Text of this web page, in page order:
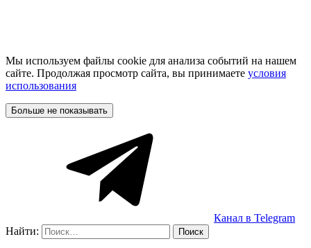
Мы используем файлы cookie для анализа событий на нашем
сайте. Продолжая просмотр сайта, вы принимаете условия
использования
Больше не показывать
Канал в Telegram
Найти: